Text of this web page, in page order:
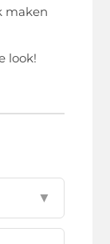
maken
look!
▼